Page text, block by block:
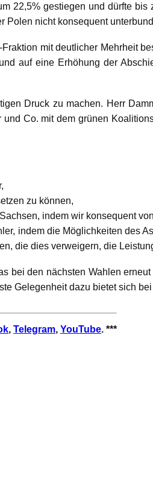
22,5% gestiegen und dürfte
Polen nicht konsequent
mit deutlicher Mehrheit
auf eine Erhöhung der
Druck zu machen. Herr
Co. mit dem grünen
zu können,
indem wir konsequent
indem die Möglichkeiten des
die dies verweigern, die
den nächsten Wahlen
Gelegenheit dazu bietet sich
, Telegram, YouTube. ***